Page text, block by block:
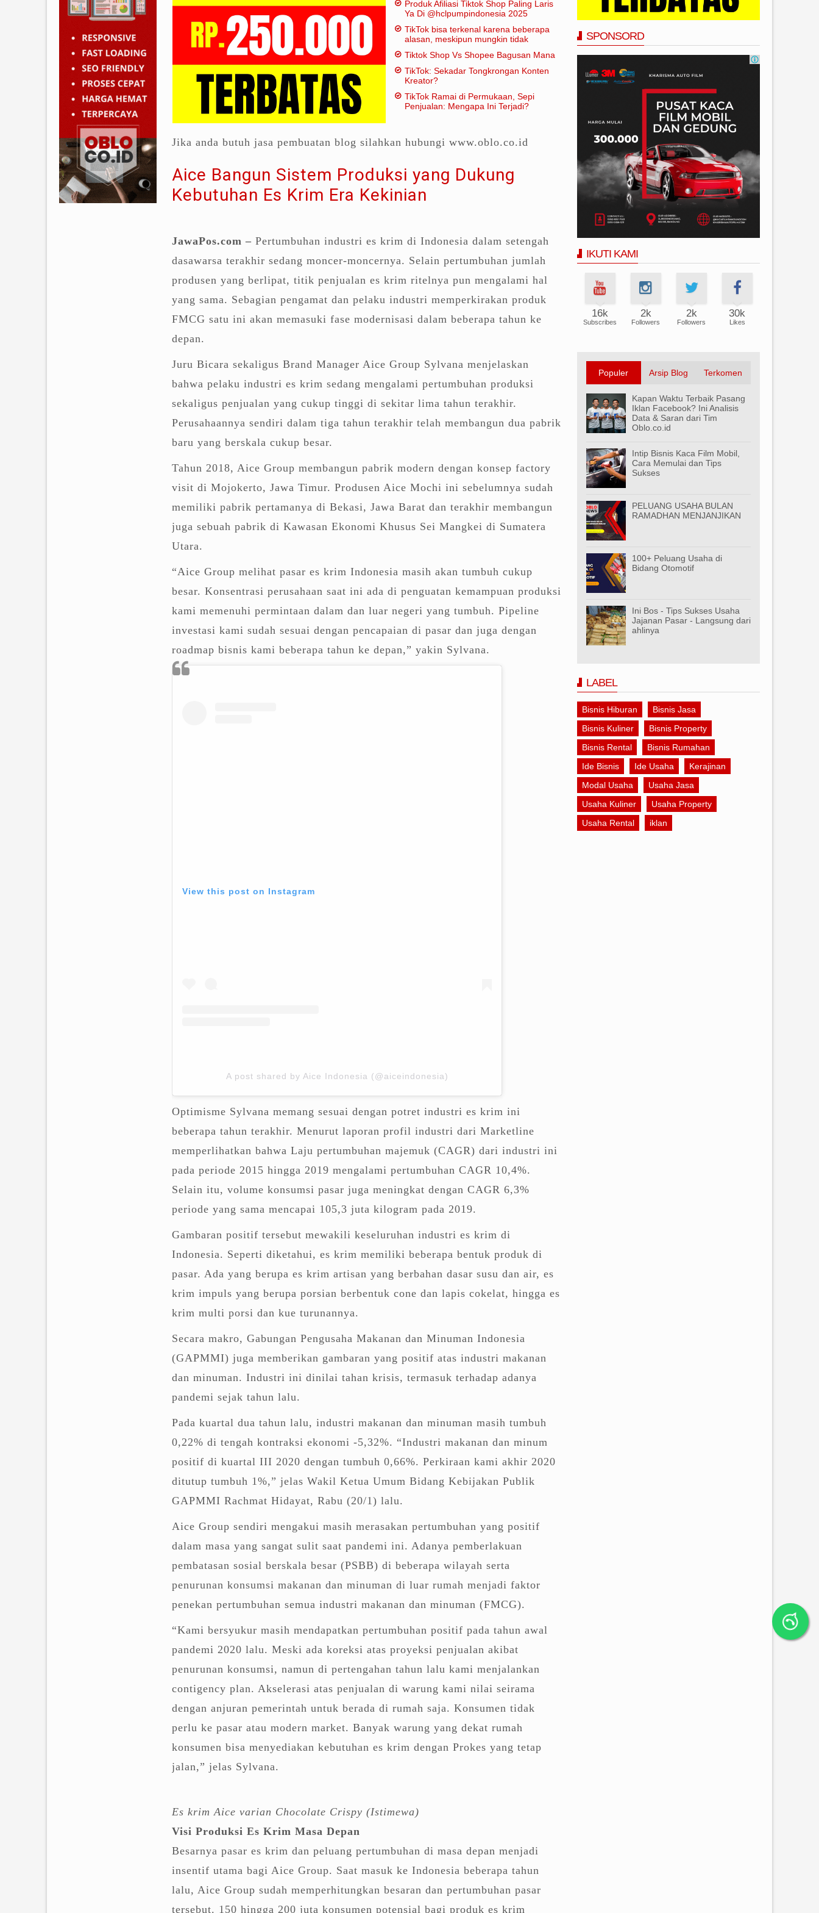
Produk Afiliasi Tiktok Shop Paling Laris
Ya Di @hclpumpindonesia 2025
TikTok bisa terkenal karena beberapa
alasan, meskipun mungkin tidak
tradisional:
Tiktok Shop Vs Shopee Bagusan Mana
TikTok: Sekadar Tongkrongan Konten
Kreator?
TikTok Ramai di Permukaan, Sepi
Penjualan: Mengapa Ini Terjadi?
Jika anda butuh jasa pembuatan blog silahkan hubungi www.oblo.co.id
Aice Bangun Sistem Produksi yang Dukung
Kebutuhan Es Krim Era Kekinian
JawaPos.com – Pertumbuhan industri es krim di Indonesia dalam setengah
dasawarsa terakhir sedang moncer-moncernya. Selain pertumbuhan jumlah
produsen yang berlipat, titik penjualan es krim ritelnya pun mengalami hal
yang sama. Sebagian pengamat dan pelaku industri memperkirakan produk
FMCG satu ini akan memasuki fase modernisasi dalam beberapa tahun ke
depan.
Juru Bicara sekaligus Brand Manager Aice Group Sylvana menjelaskan
bahwa pelaku industri es krim sedang mengalami pertumbuhan produksi
sekaligus penjualan yang cukup tinggi di sekitar lima tahun terakhir.
Perusahaannya sendiri dalam tiga tahun terakhir telah membangun dua pabrik
baru yang berskala cukup besar.
Tahun 2018, Aice Group membangun pabrik modern dengan konsep factory
visit di Mojokerto, Jawa Timur. Produsen Aice Mochi ini sebelumnya sudah
memiliki pabrik pertamanya di Bekasi, Jawa Barat dan terakhir membangun
juga sebuah pabrik di Kawasan Ekonomi Khusus Sei Mangkei di Sumatera
Utara.
“Aice Group melihat pasar es krim Indonesia masih akan tumbuh cukup
besar. Konsentrasi perusahaan saat ini ada di penguatan kemampuan produksi
kami memenuhi permintaan dalam dan luar negeri yang tumbuh. Pipeline
investasi kami sudah sesuai dengan pencapaian di pasar dan juga dengan
roadmap bisnis kami beberapa tahun ke depan,” yakin Sylvana.
View this post on Instagram
A post shared by Aice Indonesia (@aiceindonesia)
Optimisme Sylvana memang sesuai dengan potret industri es krim ini
beberapa tahun terakhir. Menurut laporan profil industri dari Marketline
memperlihatkan bahwa Laju pertumbuhan majemuk (CAGR) dari industri ini
pada periode 2015 hingga 2019 mengalami pertumbuhan CAGR 10,4%.
Selain itu, volume konsumsi pasar juga meningkat dengan CAGR 6,3%
periode yang sama mencapai 105,3 juta kilogram pada 2019.
Gambaran positif tersebut mewakili keseluruhan industri es krim di
Indonesia. Seperti diketahui, es krim memiliki beberapa bentuk produk di
pasar. Ada yang berupa es krim artisan yang berbahan dasar susu dan air, es
krim impuls yang berupa porsian berbentuk cone dan lapis cokelat, hingga es
krim multi porsi dan kue turunannya.
Secara makro, Gabungan Pengusaha Makanan dan Minuman Indonesia
(GAPMMI) juga memberikan gambaran yang positif atas industri makanan
dan minuman. Industri ini dinilai tahan krisis, termasuk terhadap adanya
pandemi sejak tahun lalu.
Pada kuartal dua tahun lalu, industri makanan dan minuman masih tumbuh
0,22% di tengah kontraksi ekonomi -5,32%. “Industri makanan dan minum
positif di kuartal III 2020 dengan tumbuh 0,66%. Perkiraan kami akhir 2020
ditutup tumbuh 1%,” jelas Wakil Ketua Umum Bidang Kebijakan Publik
GAPMMI Rachmat Hidayat, Rabu (20/1) lalu.
Aice Group sendiri mengakui masih merasakan pertumbuhan yang positif
dalam masa yang sangat sulit saat pandemi ini. Adanya pemberlakuan
pembatasan sosial berskala besar (PSBB) di beberapa wilayah serta
penurunan konsumsi makanan dan minuman di luar rumah menjadi faktor
penekan pertumbuhan semua industri makanan dan minuman (FMCG).
“Kami bersyukur masih mendapatkan pertumbuhan positif pada tahun awal
pandemi 2020 lalu. Meski ada koreksi atas proyeksi penjualan akibat
penurunan konsumsi, namun di pertengahan tahun lalu kami menjalankan
contigency plan. Akselerasi atas penjualan di warung kami nilai seirama
dengan anjuran pemerintah untuk berada di rumah saja. Konsumen tidak
perlu ke pasar atau modern market. Banyak warung yang dekat rumah
konsumen bisa menyediakan kebutuhan es krim dengan Prokes yang tetap
jalan,” jelas Sylvana.
Es krim Aice varian Chocolate Crispy (Istimewa)
Visi Produksi Es Krim Masa Depan
Besarnya pasar es krim dan peluang pertumbuhan di masa depan menjadi
insentif utama bagi Aice Group. Saat masuk ke Indonesia beberapa tahun
lalu, Aice Group sudah memperhitungkan besaran dan pertumbuhan pasar
tersebut. 150 hingga 200 juta konsumen potensial bagi produk es krim
SPONSORD
IKUTI KAMI
16k
Subscribes
2k
Followers
2k
Followers
30k
Likes
Populer Arsip Blog Terkomen
Kapan Waktu Terbaik Pasang
Iklan Facebook? Ini Analisis
Data & Saran dari Tim
Oblo.co.id
Intip Bisnis Kaca Film Mobil,
Cara Memulai dan Tips
Sukses
PELUANG USAHA BULAN
RAMADHAN MENJANJIKAN
100+ Peluang Usaha di
Bidang Otomotif
Ini Bos - Tips Sukses Usaha
Jajanan Pasar - Langsung dari
ahlinya
LABEL
Bisnis Hiburan
Bisnis Jasa
Bisnis Kuliner
Bisnis Property
Bisnis Rental
Bisnis Rumahan
Ide Bisnis
Ide Usaha
Kerajinan
Modal Usaha
Usaha Jasa
Usaha Kuliner
Usaha Property
Usaha Rental
iklan